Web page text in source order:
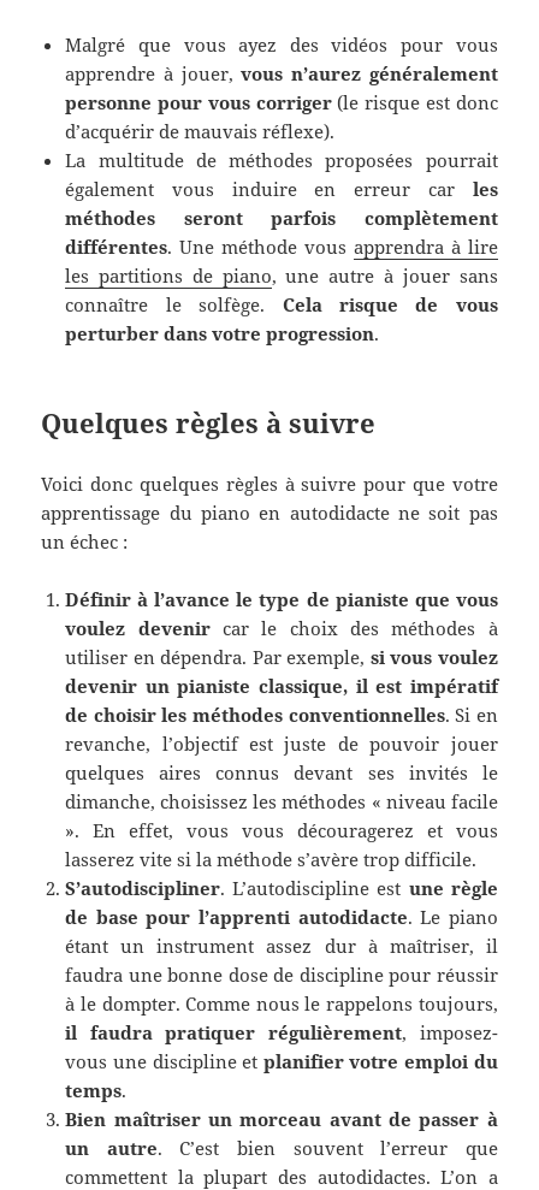
Malgré que vous ayez des vidéos pour vous
apprendre à jouer,vous n’aurez généralement
personne pour vous corriger(le risque est donc
d’acquérir de mauvais réflexe).
La multitude de méthodes proposées pourrait
également vous induire en erreur car les
méthodes seront parfois complètement
différentes. Une méthode vous apprendra à lire
les partitions de piano, une autre à jouer sans
connaître le solfège. Cela risque de vous
perturber dans votre progression.
Quelques règles à suivre
Voici donc quelques règles à suivre pour que votre
apprentissage du piano en autodidacte ne soit pas
un échec :
Définir à l’avance le type de pianiste que vous
voulez devenircar le choix des méthodes à
utiliser en dépendra. Par exemple, si vous voulez
devenir un pianiste classique, il est impératif
de choisir les méthodes conventionnelles. Si en
revanche, l’objectif est juste de pouvoir jouer
quelques aires connus devant ses invités le
dimanche, choisissez les méthodes « niveau facile
». En effet, vous vous découragerez et vous
lasserez vite si la méthode s’avère trop difficile.
S’autodiscipliner. L’autodiscipline est une règle
de base pour l’apprenti autodidacte. Le piano
étant un instrument assez dur à maîtriser, il
faudra une bonne dose de discipline pour réussir
à le dompter. Comme nous le rappelons toujours,
il faudra pratiquer régulièrement, imposez-
vous une discipline et planifier votre emploi du
temps.
Bien maîtriser un morceau avant de passer à
un autre. C’est bien souvent l’erreur que
commettent la plupart des autodidactes. L’on a